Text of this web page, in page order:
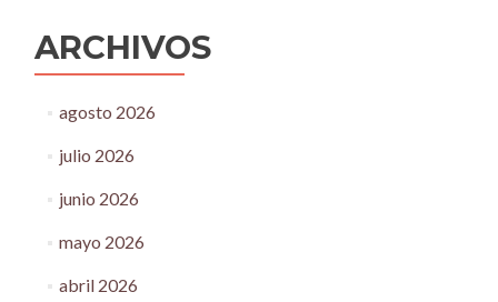
ARCHIVOS
agosto 2026
julio 2026
junio 2026
mayo 2026
abril 2026